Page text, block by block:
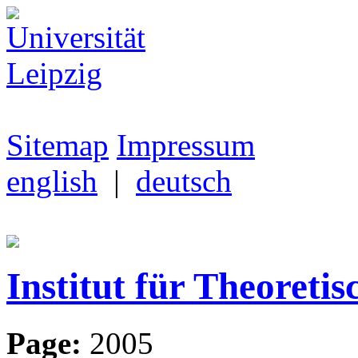
Sitemap Impressum
english | deutsch
Institut für
Page: 2005